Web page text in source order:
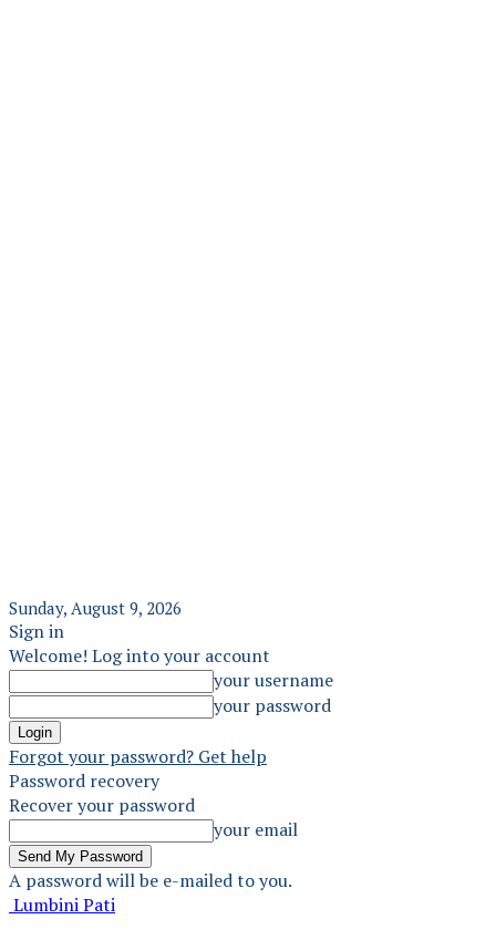
Sunday, August 9, 2026
Sign in
Welcome! Log into your account
your username
your password
Forgot your password? Get help
Password recovery
Recover your password
your email
A password will be e-mailed to you.
Lumbini Pati